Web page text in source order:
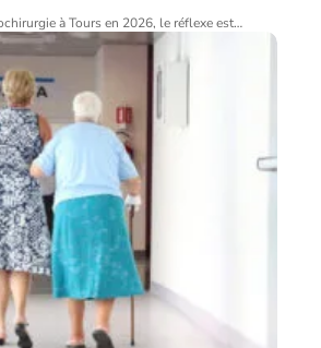
à Tours en 2026, le réflexe est…